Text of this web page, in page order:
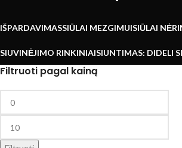
IŠPARDAVIMASSIŪLAI MEZGIMUISIŪLAI
SIUVINĖJIMO RINKINIAISIUNTIMAS: DIDELI
Filtruoti pagal kainą